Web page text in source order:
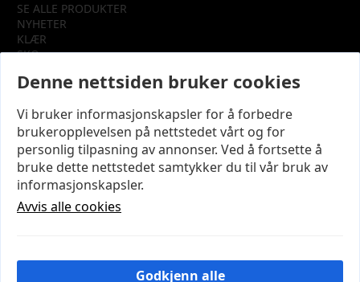
SE ALLE PRODUKTER
NYHETER
KLÆR
SKO
SALG
INFORMASJON
OM OSS
KUNDEKLUBB
KONTAKT OSS
KJØPSVILKÅR OG BETINGELSER
PERSONVERN
Denne nettsiden bruker cookies
Vi bruker informasjonskapsler for å forbedre
brukeropplevelsen på nettstedet vårt og for
personlig tilpasning av annonser. Ved å fortsette å
bruke dette nettstedet samtykker du til vår bruk av
informasjonskapsler.
Avvis alle cookies
Godkjenn alle